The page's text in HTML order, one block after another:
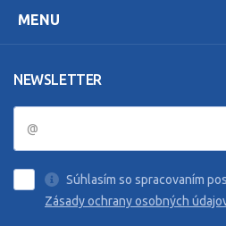
MENU
NEWSLETTER
Súhlasím so spracovaním
Zásady ochrany osobných